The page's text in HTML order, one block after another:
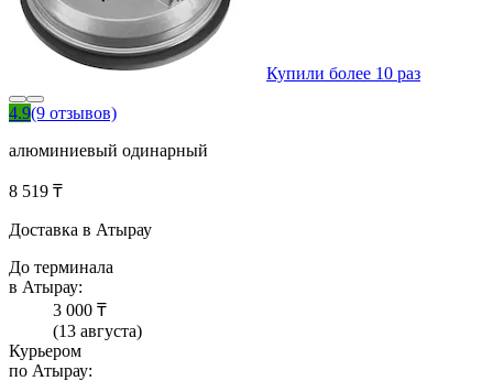
Купили более 10 раз
4.9(9 отзывов)
алюминиевый одинарный
8 519 ₸
Доставка в Атырау
До терминала
в Атырау:
3 000 ₸
(13 августа)
Курьером
по Атырау: